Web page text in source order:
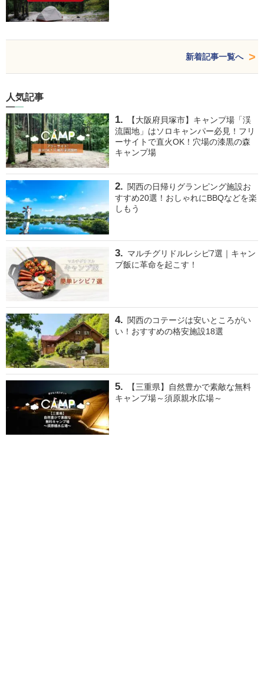
新着記事一覧へ
人気記事
【大阪府貝塚市】キャンプ場「渓
流園地」はソロキャンパー必見！フリ
ーサイトで直火OK！穴場の漆黒の森
キャンプ場
関西の日帰りグランピング施設お
すすめ20選！おしゃれにBBQなどを楽
しもう
マルチグリドルレシピ7選｜キャン
プ飯に革命を起こす！
関西のコテージは安いところがい
い！おすすめの格安施設18選
【三重県】自然豊かで素敵な無料
キャンプ場～須原親水広場～